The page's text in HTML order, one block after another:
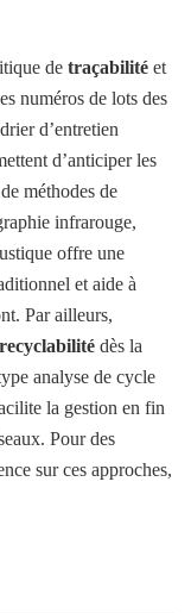
de traçabilité et
numéros de lots des
d’entretien
d’anticiper les
méthodes de
infrarouge,
offre une
et aide à
Par ailleurs,
recyclabilité dès la
analyse de cycle
la gestion en fin
Pour des
sur ces approches,